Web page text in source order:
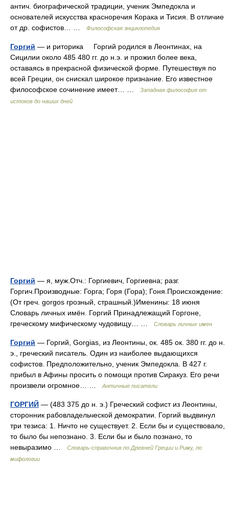
антич. биографической традиции, ученик Эмпедокла и
основателей искусства красноречия Корака и Тисия. В отличие
от др. софистов… …
Философская энциклопедия
Горгий — и риторика Горгий родился в Леонтинах, на
Сицилии около 485 480 гг. до н.э. и прожил более века,
оставаясь в прекрасной физической форме. Путешествуя по
всей Греции, он снискал широкое признание. Его известное
философское сочинение имеет… …
Западная философия от
истоков до наших дней
Горгий — я, муж.Отч.: Горгиевич, Горгиевна; разг.
Горгич.Производные: Горга; Горя (Гора); Гоня.Происхождение:
(От греч. gorgos грозный, страшный.)Именины: 18 июня
Словарь личных имён. Горгий Принадлежащий Горгоне,
греческому мифическому чудовищу… …
Словарь личных имен
Горгий — Горгий, Gorgias, из Леонтины, ок. 485 ок. 380 гг. до н.
э., греческий писатель. Один из наиболее выдающихся
софистов. Предположительно, ученик Эмпедокла. В 427 г.
прибыл в Афины просить о помощи против Сиракуз. Его речи
произвели огромное… …
Античные писатели
ГОРГИЙ — (483 375 до н. э.) Греческий софист из Леонтины,
сторонник рабовладельческой демократии. Горгий выдвинул
три тезиса: 1. Ничто не существует. 2. Если бы и существовало,
то было бы непознано. 3. Если бы и было познано, то
невыразимо …
Cловарь-справочник по Древней Греции и Риму, по
мифологии